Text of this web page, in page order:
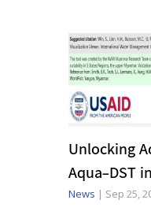
Unlocking
Aqua-DST
News | Sep 25,